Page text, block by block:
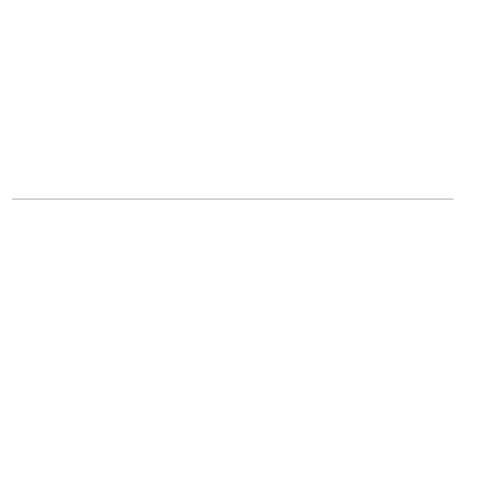
לי. היא כוכבת
הספר הזה היו
ג'ני לוסון,
"יש הרבה
נהדרת ונחוצה
במומחיות
"התשובה